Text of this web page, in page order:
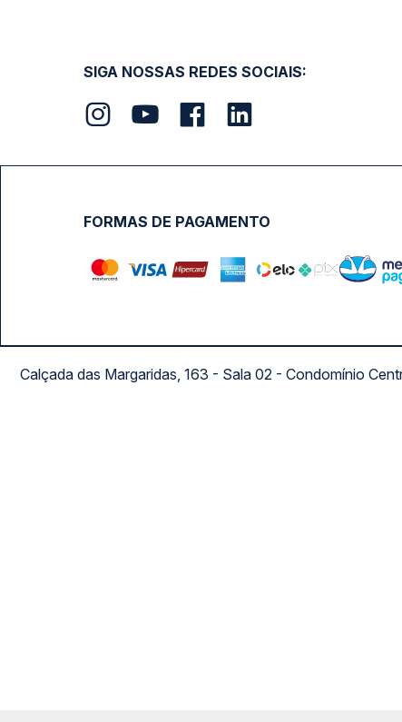
SIGA NOSSAS REDES SOCIAIS:
FORMAS DE PAGAMENTO
Calçada das Margaridas, 163 - Sala 02 - Condomínio